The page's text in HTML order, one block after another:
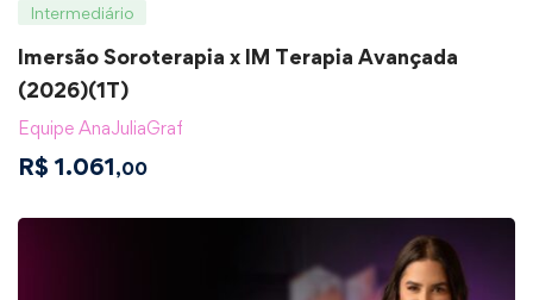
Intermediário
Imersão Soroterapia x IM Terapia Avançada
(2026)(1T)
Equipe AnaJuliaGraf
R$ 1.061,00